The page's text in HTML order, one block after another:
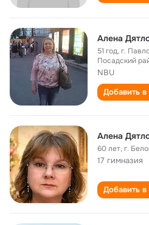
Алена
51 год,г.
Посадский
NBU
Добавить в
Алена
60 лет,г.
17 гимназия
Добавить в